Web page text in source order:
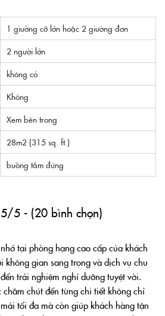
1 giường cỡ lớn hoặc 2 giường đơn
2 người lớn
không có
Không
Xem bên trong
28m2 (315 sq. ft.)
buồng tắm đứng
5/5 - (20 bình chọn)
tại phòng hạng cao cấp của khách
không gian sang trọng và dịch vụ chu
trải nghiệm nghỉ dưỡng tuyệt vời.
chút đến từng chi tiết không chỉ
tối đa mà còn giúp khách hàng tận